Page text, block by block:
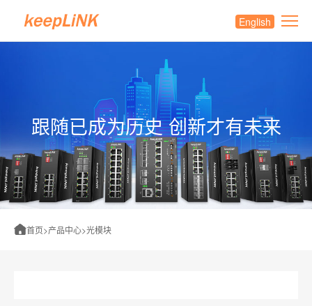
English
跟随已成为历史 创新才有未来
首页>产品中心>光模块